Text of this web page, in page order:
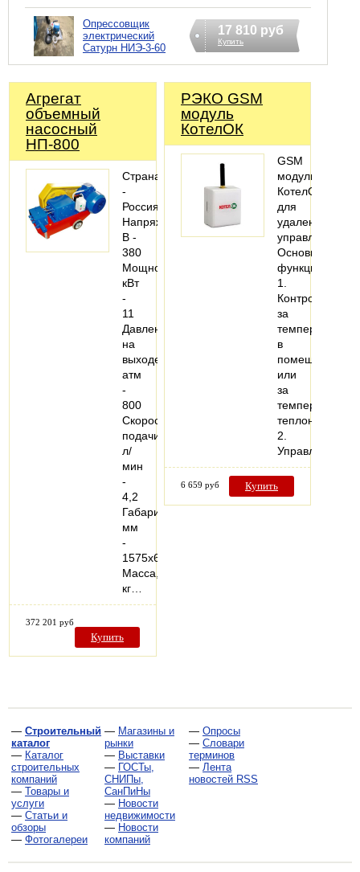
Опрессовщик
электрический
Сатурн НИЭ-3-60
17 810 руб
Купить
Агрегат
объемный
насосный
НП-800
Страна
-
Россия
Напряжение,
В -
380
Мощность,
кВт
-
11
Давление
на
выходе,
атм
-
800
Скорость
подачи,
л/
мин
-
4,2
Габариты,
мм
-
1575х600х725
Масса,
кг…
372 201 руб
Купить
РЭКО GSM
модуль
КотелОК
GSM
модуль
КотелОК
для
удаленного
управления.
Основные
функции:
1.
Контроль
за
температурой
в
помещении
или
за
температурой
теплоносителя.
2.
Управление…
6 659 руб Купить
— Строительный
каталог
— Каталог
строительных
компаний
— Товары и
услуги
— Статьи и
обзоры
— Фотогалереи
— Магазины и
рынки
— Выставки
— ГОСТы,
СНИПы,
СанПиНы
— Новости
недвижимости
— Новости
компаний
— Опросы
— Словари
терминов
— Лента
новостей RSS